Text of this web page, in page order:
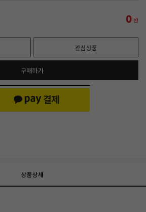
0원
관심상품
구매하기
상품상세